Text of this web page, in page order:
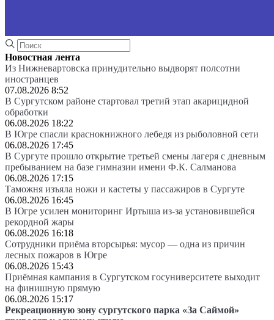
Новостная лента
Из Нижневартовска принудительно выдворят полсотни
иностранцев
07.08.2026 8:52
В Сургутском районе стартовал третий этап акарицидной
обработки
06.08.2026 18:22
В Югре спасли краснокнижного лебедя из рыболовной сети
06.08.2026 17:45
В Сургуте прошло открытие третьей смены лагеря с дневным
пребыванием на базе гимназии имени Ф.К. Салманова
06.08.2026 17:15
Таможня изъяла ножи и кастеты у пассажиров в Сургуте
06.08.2026 16:45
В Югре усилен мониторинг Иртыша из-за установившейся
рекордной жары
06.08.2026 16:18
Сотрудники приёма вторсырья: мусор — одна из причин
лесных пожаров в Югре
06.08.2026 15:43
Приёмная кампания в Сургутском госуниверситете выходит
на финишную прямую
06.08.2026 15:17
Рекреационную зону сургутского парка «За Саймой»